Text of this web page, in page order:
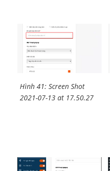
Hình 41: Screen Shot
2021-07-13 at 17.50.27